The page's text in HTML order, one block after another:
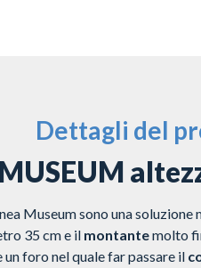
Dettagli del
Museum sono una
35 cm e il montantemolto
foro nel quale far passare il